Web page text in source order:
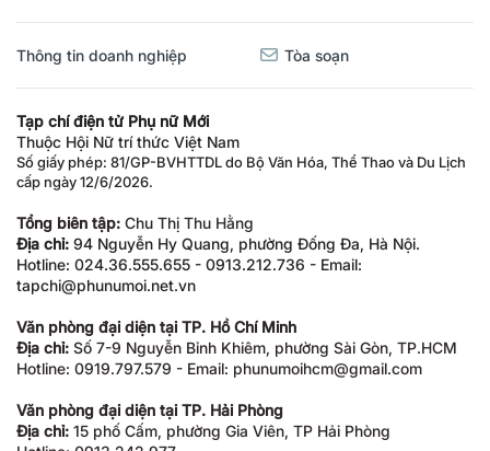
Thông tin doanh nghiệp Tòa soạn
Tạp chí điện tử Phụ nữ Mới
Thuộc Hội Nữ trí thức Việt Nam
Số giấy phép: 81/GP-BVHTTDL do Bộ Văn Hóa, Thể Thao và Du Lịch
cấp ngày 12/6/2026.
Tổng biên tập: Chu Thị Thu Hằng
Địa chỉ: 94 Nguyễn Hy Quang, phường Đống Đa, Hà Nội.
Hotline: 024.36.555.655 - 0913.212.736 - Email:
tapchi@phunumoi.net.vn
Văn phòng đại diện tại TP. Hồ Chí Minh
Địa chỉ: Số 7-9 Nguyễn Bỉnh Khiêm, phường Sài Gòn, TP.HCM
Hotline: 0919.797.579 - Email: phunumoihcm@gmail.com
Văn phòng đại diện tại TP. Hải Phòng
Địa chỉ: 15 phố Cấm, phường Gia Viên, TP Hải Phòng